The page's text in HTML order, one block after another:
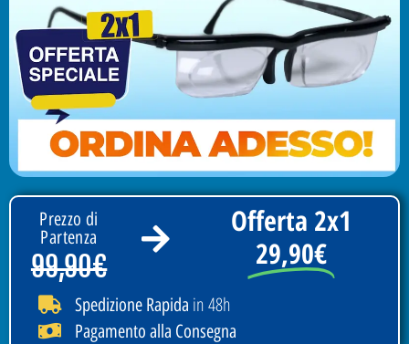
Prezzo di
Partenza
99,90€
Offerta 2x1
29,90€
Spedizione Rapida in 48h
Pagamento alla Consegna